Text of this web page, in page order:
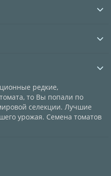
редкие,
то Вы попали по
селекции. Лучшие
урожая. Семена томатов